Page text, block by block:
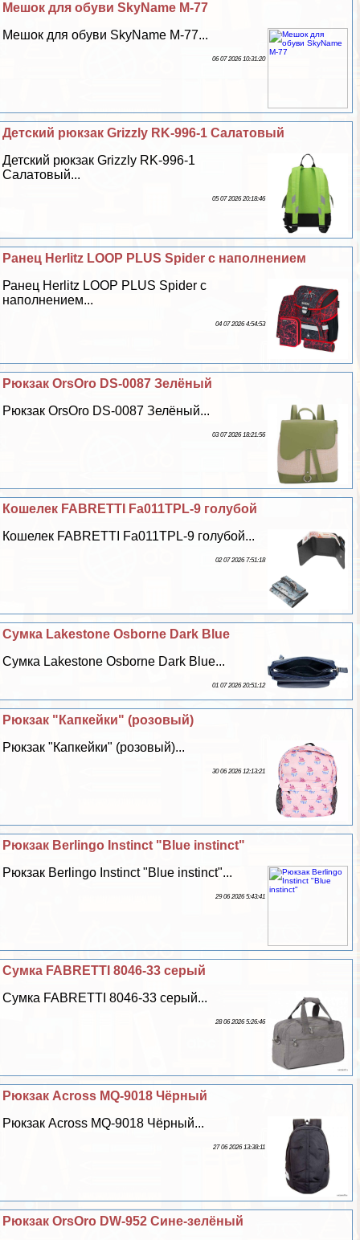
Мешок для обуви SkyName M-77
Мешок для обуви SkyName M-77...
06 07 2026 10:31:20
Детский рюкзак Grizzly RK-996-1 Салатовый
Детский рюкзак Grizzly RK-996-1
Салатовый...
05 07 2026 20:18:46
Ранец Herlitz LOOP PLUS Spider с наполнением
Ранец Herlitz LOOP PLUS Spider с
наполнением...
04 07 2026 4:54:53
Рюкзак OrsOro DS-0087 Зелёный
Рюкзак OrsOro DS-0087 Зелёный...
03 07 2026 18:21:56
Кошелек FABRETTI Fa011TPL-9 гoлyбой
Кошелек FABRETTI Fa011TPL-9 гoлyбой...
02 07 2026 7:51:18
Сумка Lakestone Osborne Dark Blue
Сумка Lakestone Osborne Dark Blue...
01 07 2026 20:51:12
Рюкзак "Капкейки" (розовый)
Рюкзак "Капкейки" (розовый)...
30 06 2026 12:13:21
Рюкзак Berlingo Instinct "Blue instinct"
Рюкзак Berlingo Instinct "Blue instinct"...
29 06 2026 5:43:41
Сумка FABRETTI 8046-33 серый
Сумка FABRETTI 8046-33 серый...
28 06 2026 5:26:46
Рюкзак Across MQ-9018 Чёрный
Рюкзак Across MQ-9018 Чёрный...
27 06 2026 13:38:11
Рюкзак OrsOro DW-952 Сине-зелёный